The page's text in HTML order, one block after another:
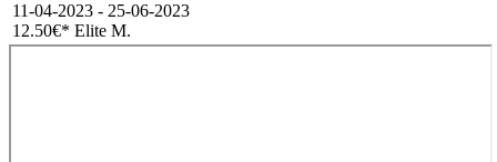
11-04-2023 - 25-06-2023
12.50€* Elite M.